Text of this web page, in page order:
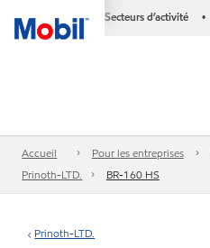
Secteurs d’activité •
Accueil Pour les entreprises
Prinoth-LTD.
BR-160 HS
Prinoth-LTD.